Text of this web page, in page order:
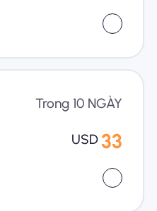
Trong 10 NGÀY
USD 33